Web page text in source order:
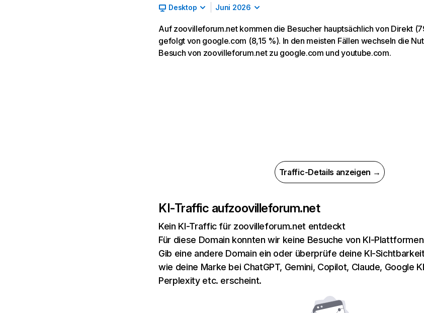
Desktop Juni 2026
Auf zoovilleforum.net kommen die Besucher hauptsächlich von Direkt
gefolgt von google.com (8,15 %). In den meisten Fällen wechseln die
Besuch von zoovilleforum.net zu google.com und youtube.com.
Traffic-Details anzeigen →
KI-Traffic aufzoovilleforum.net
Kein KI-Traffic für zoovilleforum.net entdeckt
Für diese Domain konnten wir keine Besuche von KI-
Gib eine andere Domain ein oder überprüfe deine KI-
wie deine Marke bei ChatGPT, Gemini, Copilot, Claude, Google
Perplexity etc. erscheint.